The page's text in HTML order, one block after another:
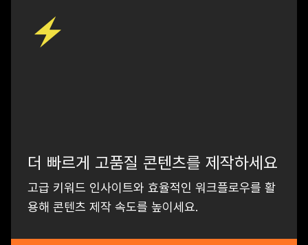
더 빠르게 고품질 콘텐츠를 제작하세요
고급 키워드 인사이트와 효율적인 워크플로우를 활
용해 콘텐츠 제작 속도를 높이세요.